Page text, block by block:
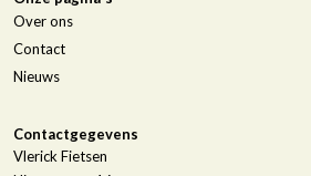
Over ons
Contact
Nieuws
Contactgegevens
Vlerick Fietsen